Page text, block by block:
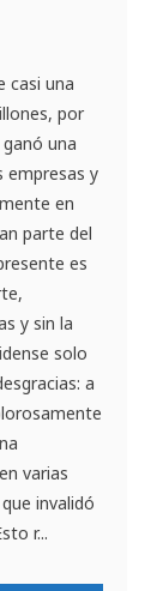
casi una
por
una
y
en
parte del
es
y sin la
solo
a
varias
invalidó
r...